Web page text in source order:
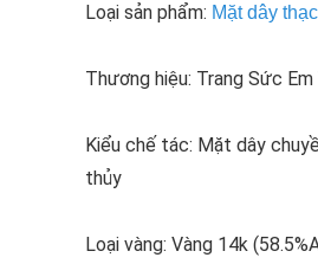
Loại sản phẩm: Mặt dây
Thương hiệu: Trang Sức Em
Kiểu chế tác: Mặt dây
thủy
Loại vàng: Vàng 14k